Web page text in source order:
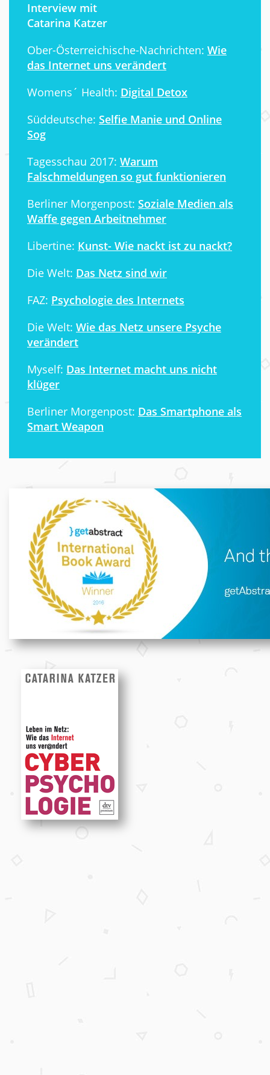
Interview mit
Catarina Katzer
Ober-Österreichische-Nachrichten: Wie
das Internet uns verändert
Womens´ Health: Digital Detox
Süddeutsche: Selfie Manie und Online
Sog
Tagesschau 2017: Warum
Falschmeldungen so gut funktionieren
Berliner Morgenpost: Soziale Medien als
Waffe gegen Arbeitnehmer
Libertine: Kunst- Wie nackt ist zu nackt?
Die Welt: Das Netz sind wir
FAZ: Psychologie des Internets
Die Welt: Wie das Netz unsere Psyche
verändert
Myself: Das Internet macht uns nicht
klüger
Berliner Morgenpost: Das Smartphone als
Smart Weapon